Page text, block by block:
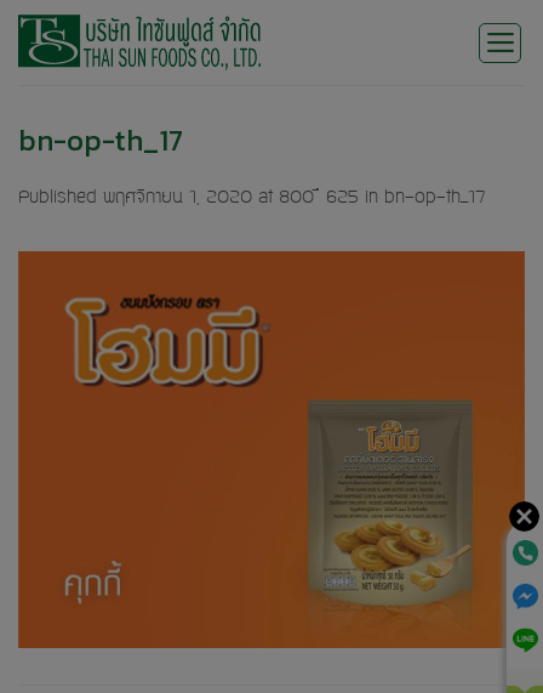
Skip
bn-op-th_17
Published พฤศจิกายน 1, 2020 at 800 × 625 in bn-op-th_17